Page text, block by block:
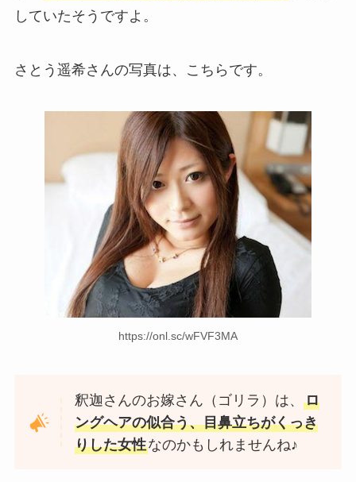
していたそうですよ。
さとう遥希さんの写真は、こちらです。
https://onl.sc/wFVF3MA
釈迦さんのお嫁さん（ゴリラ）は、ロ
ングヘアの似合う、目鼻立ちがくっき
りした女性なのかもしれませんね♪